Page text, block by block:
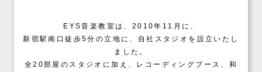
EYS音楽教室は、2010年11月に、
新宿駅南口徒歩5分の立地に、自社スタジオを設立いたし
ました。
全20部屋のスタジオに加え、レコーディングブース、和